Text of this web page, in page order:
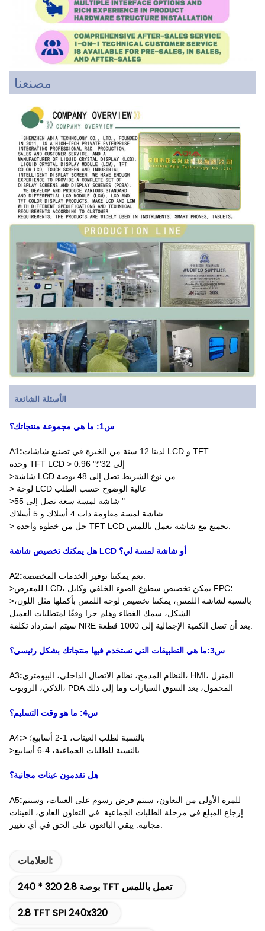
مصنعنا
الأسئلة الشائعة
س1: ما هي مجموعة منتجاتك؟
A1 :
لدينا 12 سنة من الخبرة في تصنيع شاشات LCD و TFT
وحدة TFT LCD > 0.96 "إلى 32"؛
> لوحة LCD عالية الوضوح حسب الطلب
>شاشة لمسة سعة تصل إلى 55 "
شاشة لمسة مقاومة ذات 4 أسلاك و 5 أسلاك
هل يمكنك تخصيص شاشة LCD أو شاشة لمسة لي؟
A2:
>للمعرض LCD، يمكن تخصيص سطوع الضوء الخلفي وكابل FPC؛
>بالنسبة لشاشة اللمس، يمكننا تخصيص لوحة اللمس بأكملها مثل اللون،
س3:ما هي التطبيقات التي تستخدم فيها منتجاتك بشكل رئيسي؟
A3:النظام المدمج، نظام الاتصال الداخلي، البيومتري، HMI، المنزل
الذكي، الروبوت، PDA المحمول، بعد السوق السيارات وما إلى ذلك
س4: ما هو وقت التسليم؟
A4:
> بالنسبة لطلب العينات، 1-2 أسابيع؛
هل تقدمون عينات مجانية؟
A5:للمرة الأولى من التعاون، سيتم فرض رسوم على العينات، وسيتم
إرجاع المبلغ في مرحلة الطلبات الجماعية. في التعاون العادي، العينات
العلامات:
240 * 320 2.8 بوصة TFT تعمل باللمس
2.8 TFT SPI 240x320